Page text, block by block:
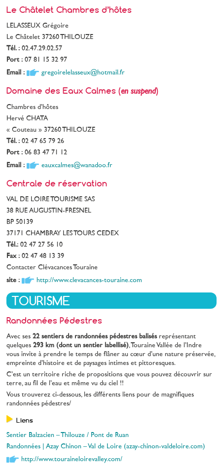
Le Châtelet Chambres d’hôtes
LELASSEUX Grégoire
Le Châtelet 37260 THILOUZE
Tél. : 02.47.29.02.57
Port : 07 81 15 32 97
Email :
gregoirelelasseux@hotmail.fr
Domaine des Eaux Calmes (en suspend)
Chambres d’hôtes
Hervé CHATA
« Couteau » 37260 THILOUZE
Tél. : 02 47 65 79 26
Port : 06 83 47 71 12
Email :
eauxcalmes@wanadoo.fr
Centrale de réservation
VAL DE LOIRE TOURISME SAS
38 RUE AUGUSTIN-FRESNEL
BP 50139
37171 CHAMBRAY LES TOURS CEDEX
Tél.: 02 47 27 56 10
Fax : 02 47 48 13 39
Contacter Clévacances Touraine
site :
http://www.clevacances-touraine.com
TOURISME
Randonnées Pédestres
Avec ses 22 sentiers de randonnées pédestres balisésreprésentant
quelques293 km (dont un sentier labellisé), Touraine Vallée de l’Indre
vous invite à prendre le temps de flâner au cœur d’une nature préservée,
empreinte d’histoire et de paysages intimes et pittoresques.
C’est un territoire riche de propositions que vous pouvez découvrir sur
terre, au fil de l’eau et même vu du ciel !!
Vous trouverez ci-dessous, les différents liens pour de magnifiques
randonnées pédestres/
Liens
Sentier Balzacien – Thilouze / Pont de Ruan
Randonnées | Azay Chinon – Val de Loire (azay-chinon-valdeloire.com)
http://www.touraineloirevalley.com/